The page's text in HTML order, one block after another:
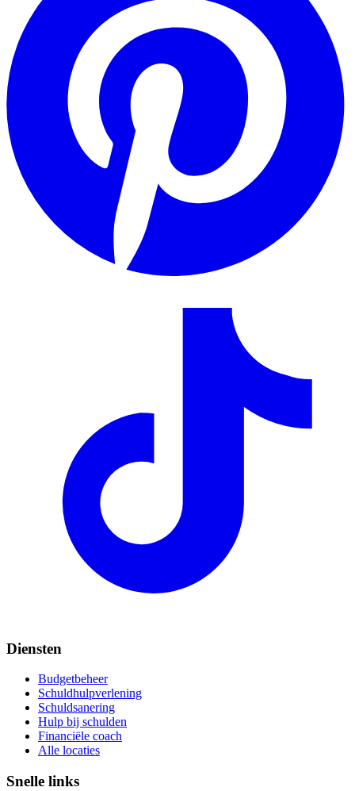
Diensten
Budgetbeheer
Schuldhulpverlening
Schuldsanering
Hulp bij schulden
Financiële coach
Alle locaties
Snelle links